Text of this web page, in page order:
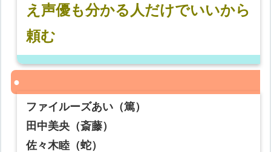
え声優も分かる人だけでいいから
頼む
ファイルーズあい（篤）
田中美央（斎藤）
佐々木睦（蛇）